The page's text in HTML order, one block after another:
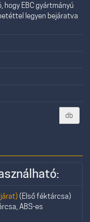
hogy EBC gyártmányú
legyen bejáratva
db
(Első féktárcsa)
ABS-es